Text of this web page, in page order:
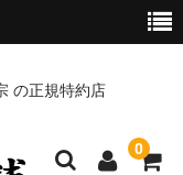
の正規特約店
0